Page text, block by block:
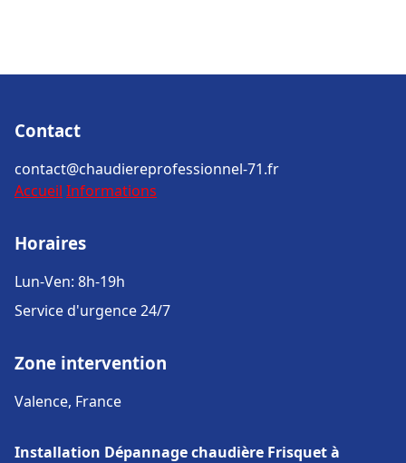
Contact
contact@chaudiereprofessionnel-71.fr
Accueil Informations
Horaires
Lun-Ven: 8h-19h
Service d'urgence 24/7
Zone intervention
Valence, France
Installation Dépannage chaudière Frisquet à